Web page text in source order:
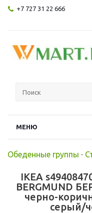
+7 727 31 22 666
МЕНЮ
Обеденные группы -
IKEA
BERGMUND
черно-
серый/